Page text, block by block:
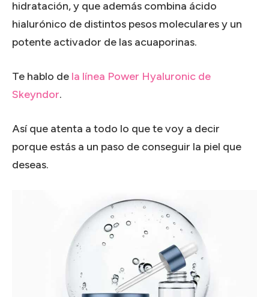
hidratación, y que además combina ácido
hialurónico de distintos pesos moleculares y un
potente activador de las acuaporinas.
Te hablo de la línea Power Hyaluronic de
Skeyndor.
Así que atenta a todo lo que te voy a decir
porque estás a un paso de conseguir la piel que
deseas.